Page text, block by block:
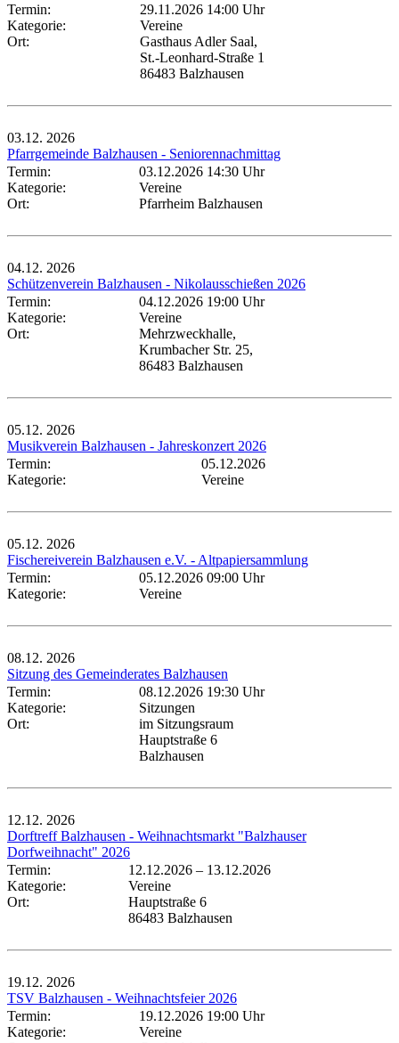
Termin:
29.11.2026 14:00 Uhr
Kategorie:
Vereine
Ort:
Gasthaus Adler Saal,
St.-Leonhard-Straße 1
86483 Balzhausen
03.12. 2026
Pfarrgemeinde Balzhausen - Seniorennachmittag
Termin:
03.12.2026 14:30 Uhr
Kategorie:
Vereine
Ort:
Pfarrheim Balzhausen
04.12. 2026
Schützenverein Balzhausen - Nikolausschießen 2026
Termin:
04.12.2026 19:00 Uhr
Kategorie:
Vereine
Ort:
Mehrzweckhalle,
Krumbacher Str. 25,
86483 Balzhausen
05.12. 2026
Musikverein Balzhausen - Jahreskonzert 2026
Termin:
05.12.2026
Kategorie:
Vereine
05.12. 2026
Fischereiverein Balzhausen e.V. - Altpapiersammlung
Termin:
05.12.2026 09:00 Uhr
Kategorie:
Vereine
08.12. 2026
Sitzung des Gemeinderates Balzhausen
Termin:
08.12.2026 19:30 Uhr
Kategorie:
Sitzungen
Ort:
im Sitzungsraum
Hauptstraße 6
Balzhausen
12.12. 2026
Dorftreff Balzhausen - Weihnachtsmarkt "Balzhauser
Dorfweihnacht" 2026
Termin:
12.12.2026 – 13.12.2026
Kategorie:
Vereine
Ort:
Hauptstraße 6
86483 Balzhausen
19.12. 2026
TSV Balzhausen - Weihnachtsfeier 2026
Termin:
19.12.2026 19:00 Uhr
Kategorie:
Vereine